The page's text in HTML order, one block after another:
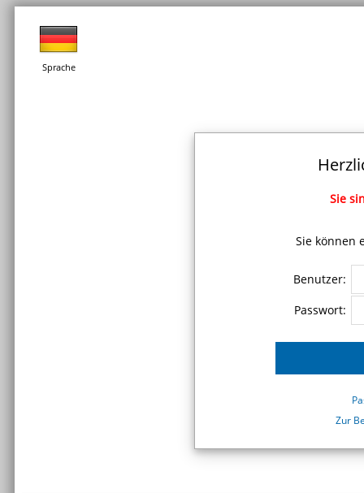
Sprache
Sie
Sie können
Benutzer:
Passwort:
Zur